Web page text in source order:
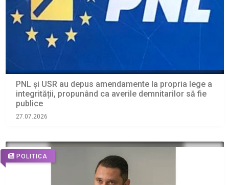
PNL și USR au depus amendamente la propria lege a
integrității, propunând ca averile demnitarilor să fie
publice
27.07.2026
POLITICA